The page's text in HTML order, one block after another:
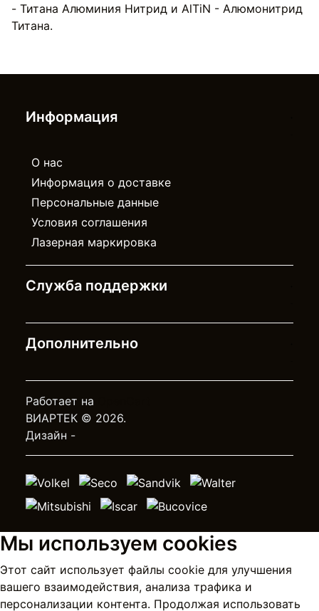
- Титана Алюминия Нитрид и AlTiN - Алюмонитрид
Титана.
Информация
О нас
Информация о доставке
Персональные данные
Условия соглашения
Лазерная маркировка
Служба поддержки
Дополнительно
Работает на
ВИАРТЕК © 2026.
Дизайн -
Мы используем cookies
Этот сайт использует файлы cookie для улучшения
вашего взаимодействия, анализа трафика и
персонализации контента. Продолжая использовать